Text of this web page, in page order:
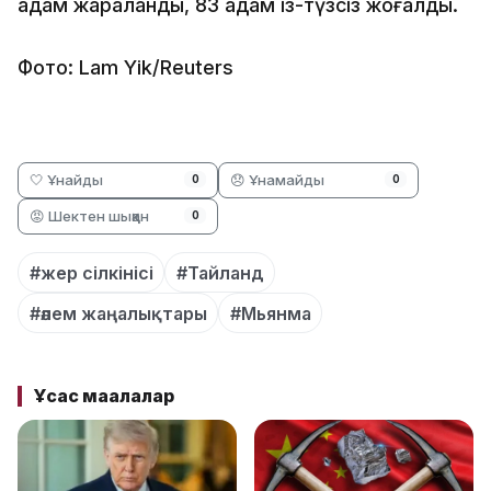
адам жараланды, 83 адам із-түзсіз жоғалды.
Фото: Lam Yik/Reuters
🤍 Ұнайды 0 😞 Ұнамайды 0
😡 Шектен шыққан 0
#жер сілкінісі
#Тайланд
#әлем жаңалықтары
#Мьянма
Ұқсас мақалалар